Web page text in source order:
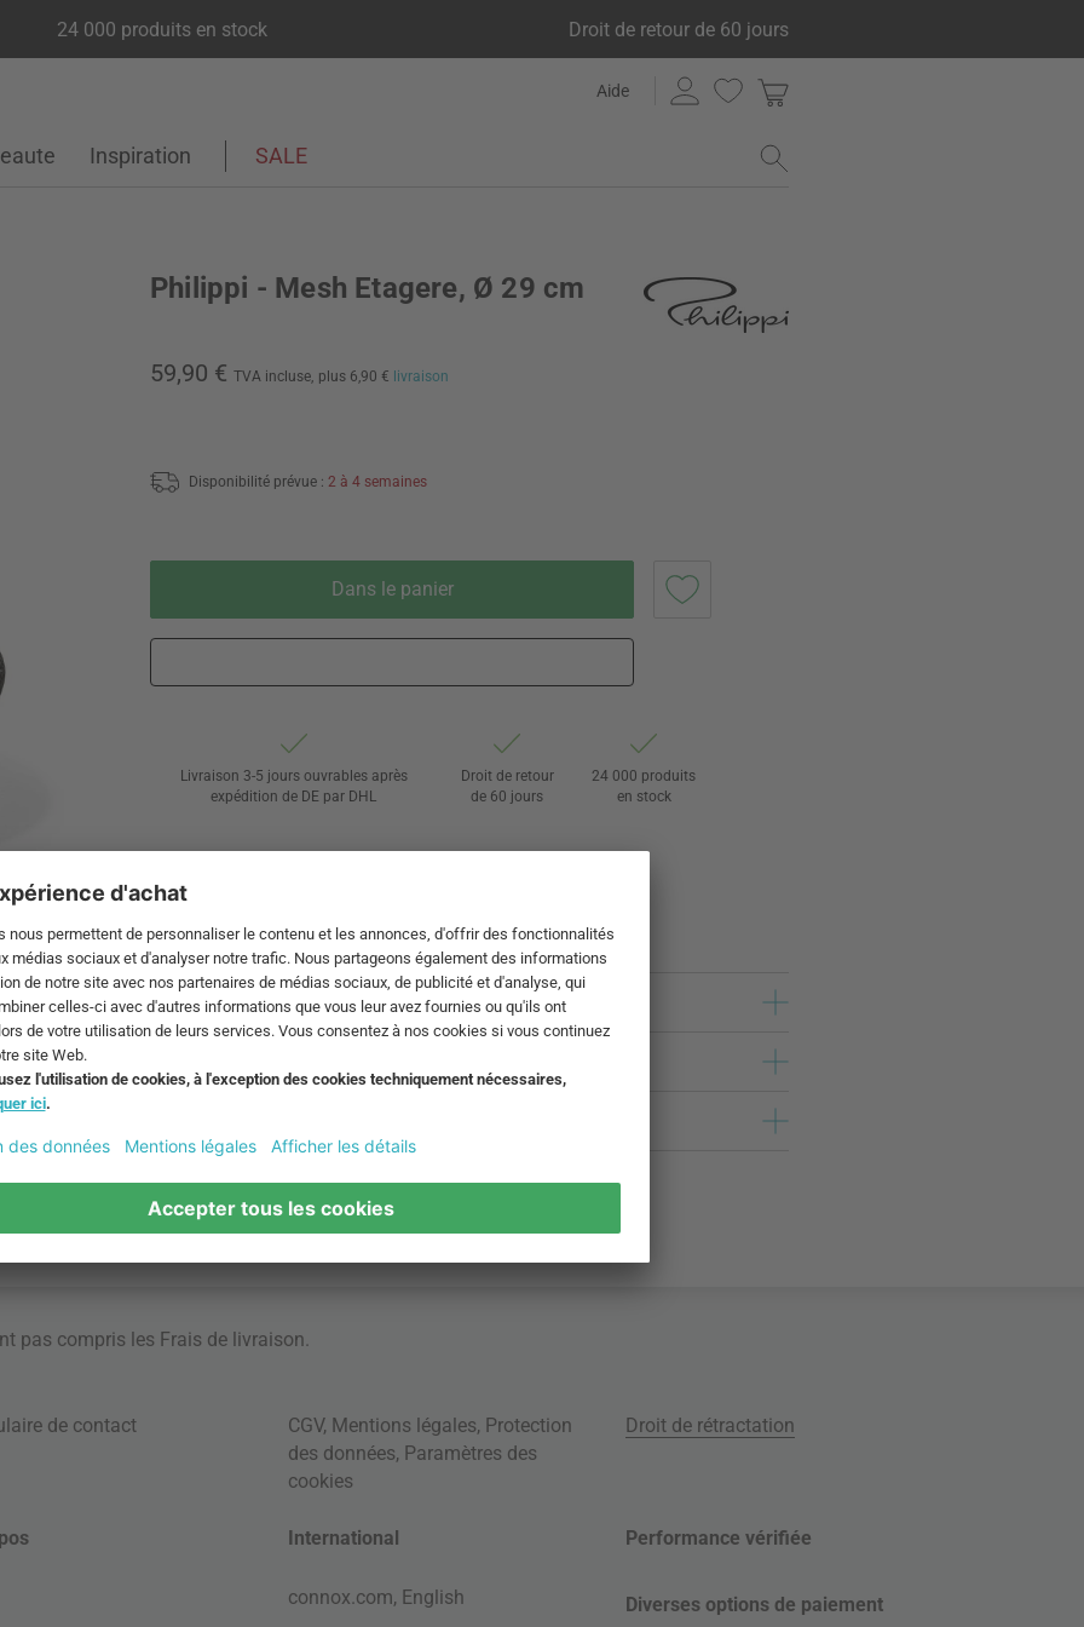
24 000 produits en stock Droit de retour de 60 jours
Aide
Inspiration SALE
Philippi - Mesh Etagere, Ø 29 cm
59,90 € TVA incluse, plus 6,90 € livraison
Disponibilité prévue : 2 à 4 semaines
Dans le panier
Livraison 3-5 jours ouvrables après
expédition de DE par DHL
Droit de retour
de 60 jours
24 000 produits
en stock
pas compris les Frais de livraison.
de contact CGV, Mentions légales, Protection
des données, Paramètres des
cookies
Droit de rétractation
International
connox.com, English
Performance vérifiée
Diverses options de paiement